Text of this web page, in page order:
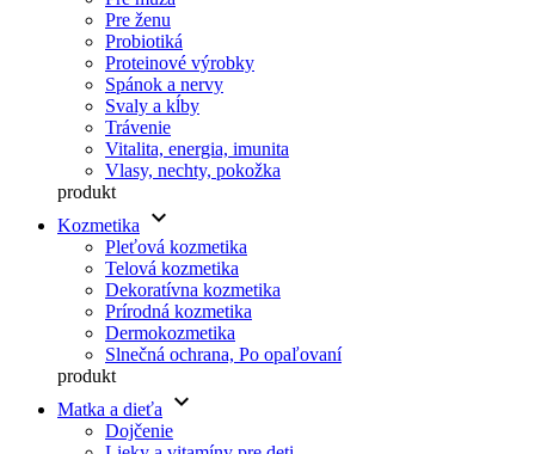
Pre ženu
Probiotiká
Proteinové výrobky
Spánok a nervy
Svaly a kĺby
Trávenie
Vitalita, energia, imunita
Vlasy, nechty, pokožka
produkt
Kozmetika
keyboard_arrow_down
Pleťová kozmetika
Telová kozmetika
Dekoratívna kozmetika
Prírodná kozmetika
Dermokozmetika
Slnečná ochrana, Po opaľovaní
produkt
Matka a dieťa
keyboard_arrow_down
Dojčenie